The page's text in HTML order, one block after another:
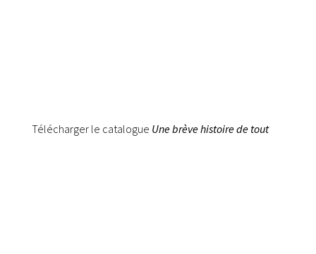
Télécharger le catalogue Une brève histoire de tout